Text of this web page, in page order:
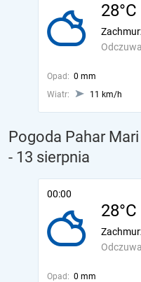
28°C
Opad: 0 mm
Wiatr:
11 km/h
Pogoda Pahar
- 13 sierpnia
00:00
28°C
Opad: 0 mm